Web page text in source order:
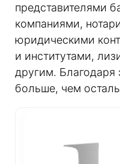
представителями
компаниями,
юридическими
и институтами,
другим. Благодаря
больше, чем